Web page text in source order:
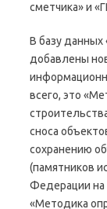
сметчика» и
В базу данных
добавлены
всего, это
сноса
сохранению
(памятников
Федерации на
«Методика